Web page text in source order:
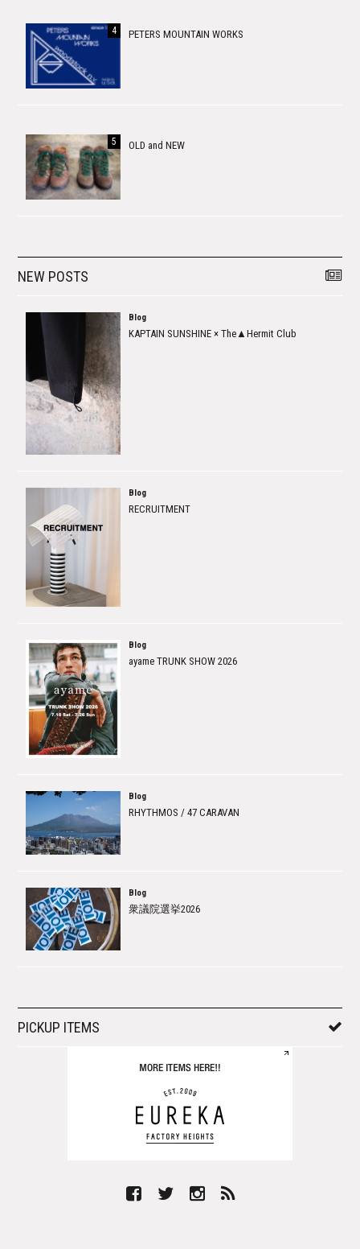
PETERS MOUNTAIN WORKS
OLD and NEW
NEW POSTS
Blog
KAPTAIN SUNSHINE × The▲Hermit Club
Blog
RECRUITMENT
Blog
ayame TRUNK SHOW 2026
Blog
RHYTHMOS / 47 CARAVAN
Blog
衆議院選挙2026
PICKUP ITEMS